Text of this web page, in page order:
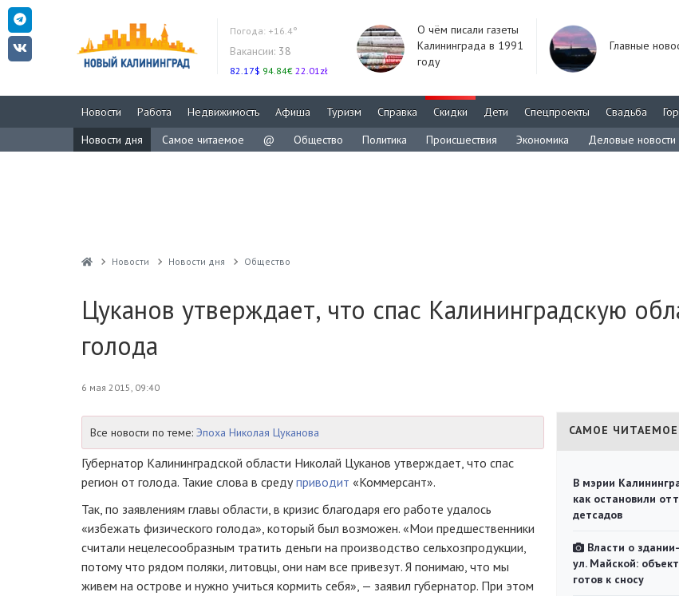
Погода: +16.4°
Вакансии: 38
82.17$ 94.84€ 22.01zł
О чём писали газеты
Калининграда в 1991
году
Главные
Новости Работа Недвижимость Афиша Туризм Справка Скидки Дети Спецпроекты Свадьба
Новости дня
Самое читаемое @ Общество Политика Происшествия Экономика Деловые новости
Новости Новости дня Общество
Цуканов утверждает, что спас Калининградскую
голода
6 мая 2015, 09:40
Все новости по теме: Эпоха Николая Цуканова
Губернатор Калининградской области Николай Цуканов утверждает, что спас
регион от голода. Такие слова в средуприводит «Коммерсант».
Так, по заявлениям главы области, в кризис благодаря его работе удалось
«избежать физического голода», который был возможен. «Мои предшественники
считали нецелесообразным тратить деньги на производство сельхозпродукции,
потому что рядом поляки, литовцы, они нам все привезут. Я понимаю, что мы
живем на острове и нужно учиться кормить себя», — заявил губернатор. При этом
САМОЕ
В мэрии
как остановили
детсадов
Власти о
ул. Майской:
готов к сносу